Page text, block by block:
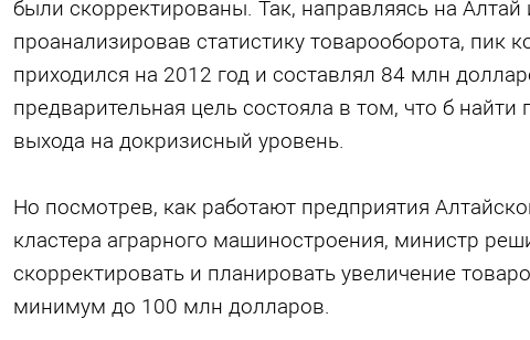
были скорректированы. Так, направляясь на Алтай
проанализировав статистику товарооборота, пик
приходился на 2012 год и составлял 84 млн
предварительная цель состояла в том, что б найти
выхода на докризисный уровень.
Но посмотрев, как работают предприятия
кластера аграрного машиностроения, министр
скорректировать и планировать увеличение
минимум до 100 млн долларов.